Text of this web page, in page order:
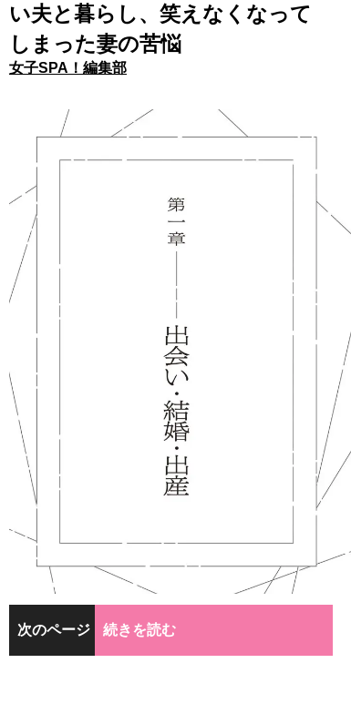
い夫と暮らし、笑えなくなって
しまった妻の苦悩
女子SPA！編集部
次のページ 続きを読む